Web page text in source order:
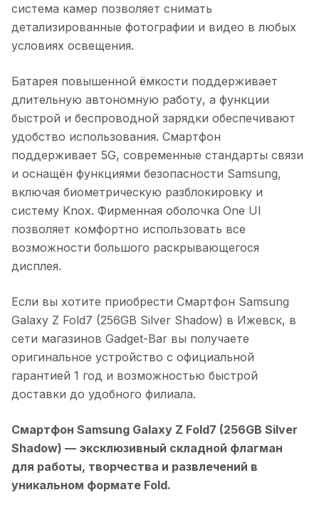
система камер позволяет снимать
детализированные фотографии и видео в любых
условиях освещения.
Батарея повышенной ёмкости поддерживает
длительную автономную работу, а функции
быстрой и беспроводной зарядки обеспечивают
удобство использования. Смартфон
поддерживает 5G, современные стандарты связи
и оснащён функциями безопасности Samsung,
включая биометрическую разблокировку и
систему Knox. Фирменная оболочка One UI
позволяет комфортно использовать все
возможности большого раскрывающегося
дисплея.
Если вы хотите приобрести Смартфон Samsung
Galaxy Z Fold7 (256GB Silver Shadow) в Ижевск, в
сети магазинов Gadget-Bar вы получаете
оригинальное устройство с официальной
гарантией 1 год и возможностью быстрой
доставки до удобного филиала.
Смартфон Samsung Galaxy Z Fold7 (256GB Silver
Shadow) — эксклюзивный складной флагман
для работы, творчества и развлечений в
уникальном формате Fold.